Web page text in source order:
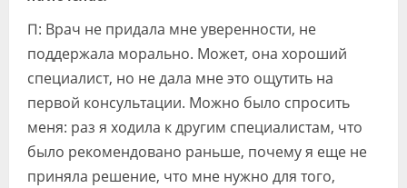
П: Врач не придала мне уверенности, не
поддержала морально. Может, она хороший
специалист, но не дала мне это ощутить на
первой консультации. Можно было спросить
меня: раз я ходила к другим специалистам, что
было рекомендовано раньше, почему я еще не
приняла решение, что мне нужно для того,